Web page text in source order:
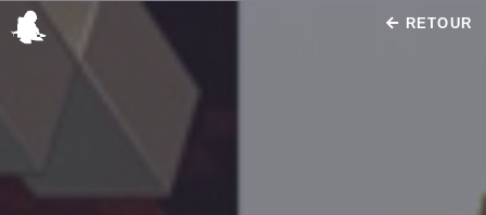
RETOUR